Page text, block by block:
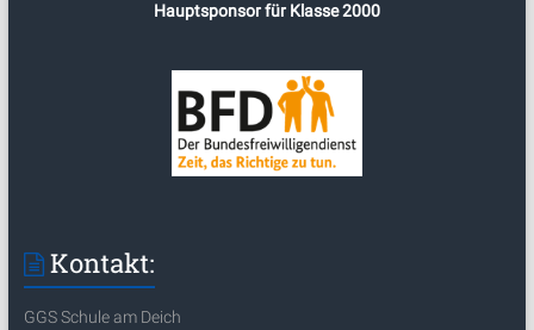
Hauptsponsor für Klasse 2000
Kontakt:
GGS Schule am Deich